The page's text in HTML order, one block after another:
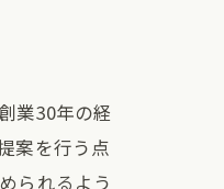
業30年の経
案を行う点
られるよう